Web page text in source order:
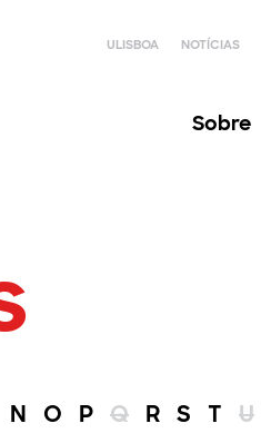
ULISBOA NOTÍCIAS
Sobre
N O P Q R S T U